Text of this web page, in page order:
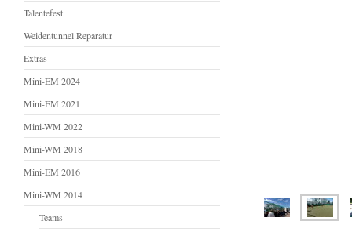
Talentefest
Weidentunnel Reparatur
Extras
Mini-EM 2024
Mini-EM 2021
Mini-WM 2022
Mini-WM 2018
Mini-EM 2016
Mini-WM 2014
Teams